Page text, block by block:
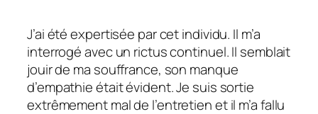
J’ai été expertisée par cet individu. Il m’a
interrogé avec un rictus continuel. Il semblait
jouir de ma souffrance, son manque
d’empathie était évident. Je suis sortie
extrêmement mal de l’entretien et il m’a fallu